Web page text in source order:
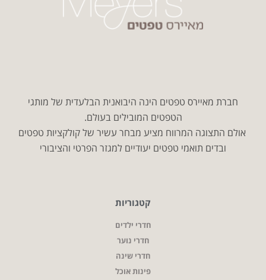
חברת מאיירס טפטים הינה היבואנית הבלעדית של מותגי
הטפטים המובילים בעולם.
אולם התצוגה המרווח מציע מבחר עשיר של קולקציות טפטים
ובדים תואמי טפטים יעודיים למגזר הפרטי והציבורי
קטגוריות
חדרי ילדים
חדרי נוער
חדרי שינה
פינות אוכל